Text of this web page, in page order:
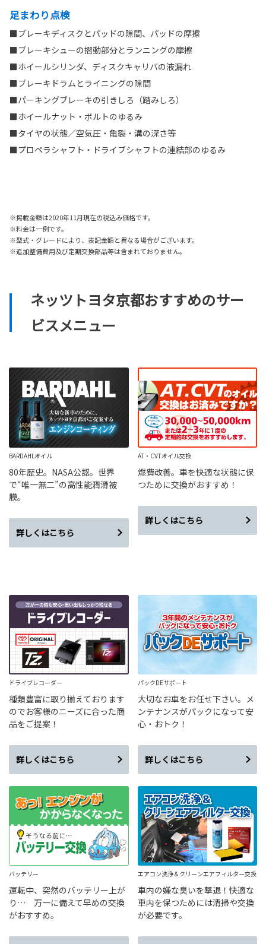
足まわり点検
■ブレーキディスクとパッドの隙間、パッドの摩擦
■ブレーキシューの摺動部分とランニングの摩擦
■ホイールシリンダ、ディスクキャリバの液漏れ
■ブレーキドラムとライニングの隙間
■パーキングブレーキの引きしろ（踏みしろ）
■ホイールナット・ボルトのゆるみ
■タイヤの状態／空気圧・亀裂・溝の深さ等
■プロペラシャフト・ドライブシャフトの連結部のゆるみ
※掲載金額は2020年11月現在の税込み価格です。
※料金は一例です。
※型式・グレードにより、表記金額と異なる場合がございます。
※追加整備費用及び定期交換部品等は含まれておりません。
ネッツトヨタ京都おすすめのサー
ビスメニュー
BARDAHLオイル
80年歴史。NASA公認。世界
で“唯一無二”の高性能潤滑被
膜。
詳しくはこちら
AT・CVTオイル交換
燃費改善。車を快適な状態に保
つために交換がおすすめ！
詳しくはこちら
ドライブレコーダー
種類豊富に取り揃えております
のでお客様のニーズに合った商
品をご提案！
詳しくはこちら
パックDEサポート
大切なお車をお任せ下さい。メ
ンテナンスがパックになって安
心・おトク！
詳しくはこちら
バッテリー
運転中、突然のバッテリー上が
り… 万一に備えて早めの交換
がおすすめ。
エアコン洗浄＆クリーンエアフィルター交換
車内の嫌な臭いを撃退！快適な
車内を保つためには清掃や交換
が必要です。